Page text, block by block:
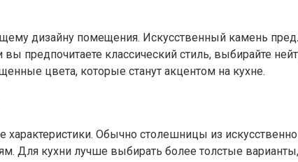
дизайну помещения. Искусственный камень
предпочитаете классический стиль, выбирайте
цвета, которые станут акцентом на кухне.
Обычно столешницы из
Для кухни лучше выбирать более толстые